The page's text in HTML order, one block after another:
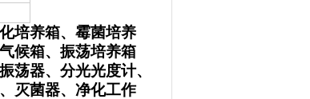
培养箱、霉菌培养
候箱、振荡培养箱
荡器、分光光度计、
灭菌器、净化工作